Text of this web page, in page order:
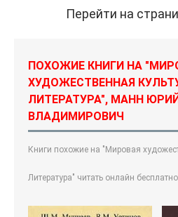
Перейти на
ПОХОЖИЕ КНИГИ НА
ХУДОЖЕСТВЕННАЯ
ЛИТЕРАТУРА", МАНН
ВЛАДИМИРОВИЧ
Книги похожие на "Мировая
Литература" читать онлайн